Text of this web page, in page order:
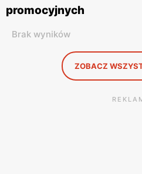
promocyjnych
Brak wyników
ZOBACZ